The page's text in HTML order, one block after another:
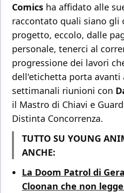
Comics ha affidato alle
raccontato quali siano gli
progetto, eccolo, dalle
personale, tenerci al
progressione dei lavori
dell'etichetta porta avanti
settimanali riunioni con
il Mastro di Chiavi e
Distinta Concorrenza.
TUTTO SU YOUNG
ANCHE:
La Doom Patrol di
Cloonan che non